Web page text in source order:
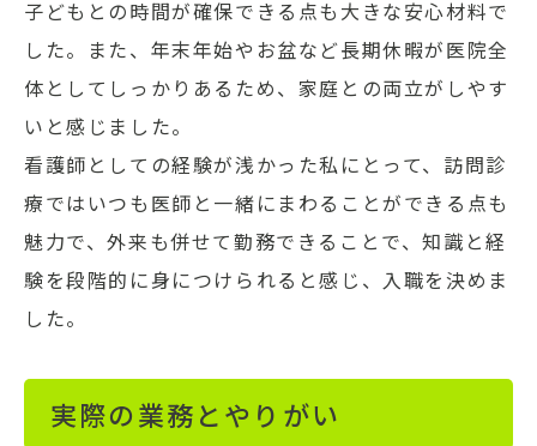
子どもとの時間が確保できる点も大きな安心材料で
した。また、年末年始やお盆など長期休暇が医院全
体としてしっかりあるため、家庭との両立がしやす
いと感じました。
看護師としての経験が浅かった私にとって、訪問診
療ではいつも医師と一緒にまわることができる点も
魅力で、外来も併せて勤務できることで、知識と経
験を段階的に身につけられると感じ、入職を決めま
した。
実際の業務とやりがい